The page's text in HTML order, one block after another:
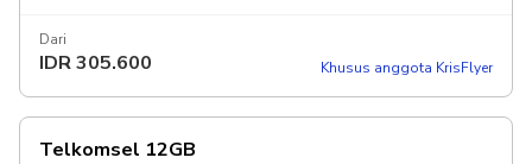
Dari
IDR305.600 Khusus anggota KrisFlyer
Telkomsel 12GB